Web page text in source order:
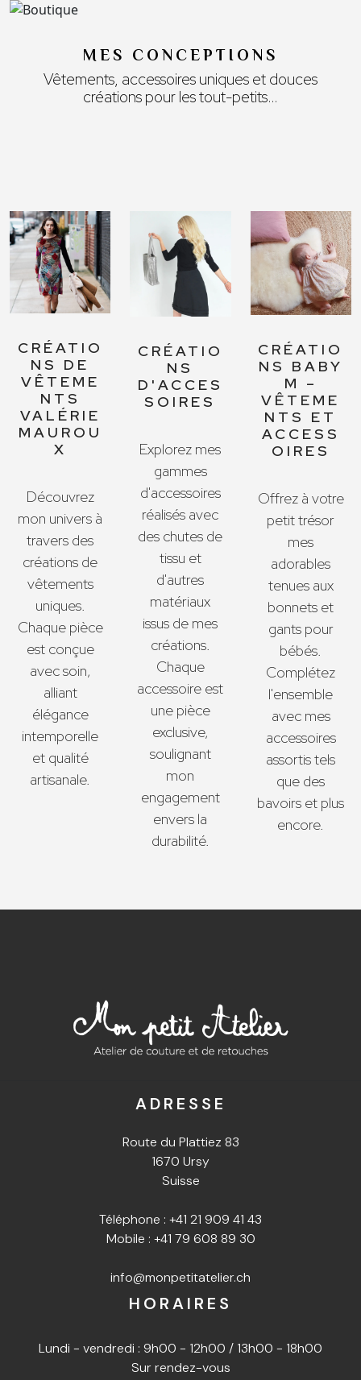
MES CONCEPTIONS
Vêtements, accessoires uniques et douces
créations pour les tout-petits…
CRÉATIO
NS DE
VÊTEME
NTS
VALÉRIE
MAUROU
X
Découvrez
mon univers à
travers des
créations de
vêtements
uniques.
Chaque pièce
est conçue
avec soin,
alliant
élégance
intemporelle
et qualité
artisanale.
CRÉATIO
NS
D'ACCES
SOIRES
Explorez mes
gammes
d'accessoires
réalisés avec
des chutes de
tissu et
d'autres
matériaux
issus de mes
créations.
Chaque
accessoire est
une pièce
exclusive,
soulignant
mon
engagement
envers la
durabilité.
CRÉATIO
NS BABY
M –
VÊTEME
NTS ET
ACCESS
OIRES
Offrez à votre
petit trésor
mes
adorables
tenues aux
bonnets et
gants pour
bébés.
Complétez
l'ensemble
avec mes
accessoires
assortis tels
que des
bavoirs et plus
encore.
ADRESSE
Route du Plattiez 83
1670 Ursy
Suisse
Téléphone : +41 21 909 41 43
Mobile : +41 79 608 89 30
info@monpetitatelier.ch
HORAIRES
Lundi - vendredi : 9h00 - 12h00 / 13h00 - 18h00
Sur rendez-vous